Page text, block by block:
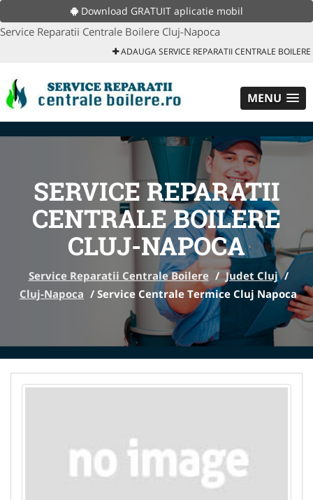
Download GRATUIT aplicatie mobil
Service Reparatii Centrale Boilere Cluj-Napoca
ADAUGA SERVICE REPARATII CENTRALE BOILERE
MENU
SERVICE REPARATII
CENTRALE BOILERE
CLUJ-NAPOCA
Service Reparatii Centrale Boilere / Judet Cluj /
Cluj-Napoca / Service Centrale Termice Cluj Napoca